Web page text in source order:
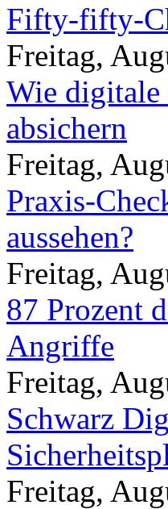
Fifty-fifty-
Freitag,
Wie digitale
absichern
Freitag,
Praxis-
aussehen?
Freitag,
87 Prozent
Angriffe
Freitag,
Schwarz
Freitag,